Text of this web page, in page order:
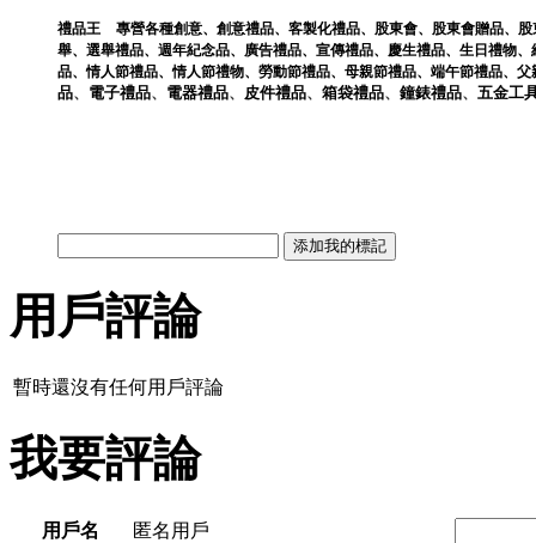
禮品王 專營各種創意、 創意禮品、 客製化禮品、 股東會、 股東會贈品、 股
舉、 選舉禮品、 週年紀念品、 廣告禮品、 宣傳禮品、 慶生禮品、 生日禮物、
品、情人節禮品、情人節禮物、 勞動節禮品、 母親節禮品、 端午節禮品、 父
品、 電子禮品、 電器禮品、 皮件禮品、 箱袋禮品、 鐘錶禮品、 五金工
用戶評論
暫時還沒有任何用戶評論
我要評論
用戶名
匿名用戶